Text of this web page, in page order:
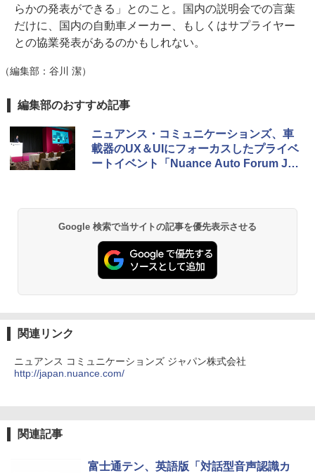
らかの発表ができる」とのこと。国内の説明会での言葉
だけに、国内の自動車メーカー、もしくはサプライヤー
との協業発表があるのかもしれない。
（編集部：谷川 潔）
編集部のおすすめ記事
ニュアンス・コミュニケーションズ、車
載器のUX＆UIにフォーカスしたプライベ
ートイベント「Nuance Auto Forum Jap
Google 検索で当サイトの記事を優先表示させる
関連リンク
ニュアンス コミュニケーションズ ジャパン株式会社
http://japan.nuance.com/
関連記事
富士通テン、英語版「対話型音声認識カ